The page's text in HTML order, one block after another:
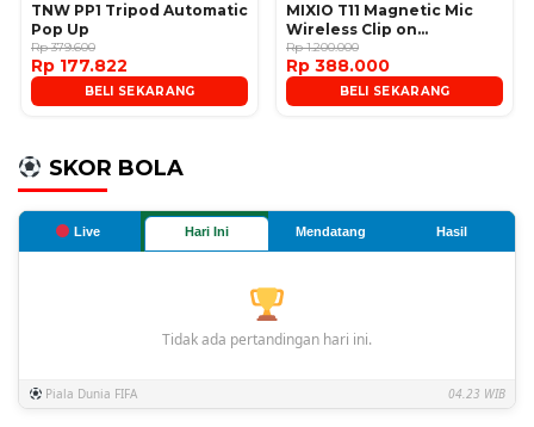
TNW PP1 Tripod Automatic
Pop Up
Rp 379.600
Rp 177.822
BELI SEKARANG
MIXIO T11 Magnetic Mic
Wireless Clip on
Microphone
Rp 1.200.000
Rp 388.000
BELI SEKARANG
SKOR BOLA
Live Hari Ini Mendatang Hasil
Tidak ada pertandingan hari ini.
Piala Dunia FIFA 04.23 WIB